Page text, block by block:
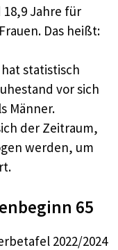
Jahre für
Das heißt:
statistisch
vor sich
Männer.
der Zeitraum,
werden, um
65
2022/2024